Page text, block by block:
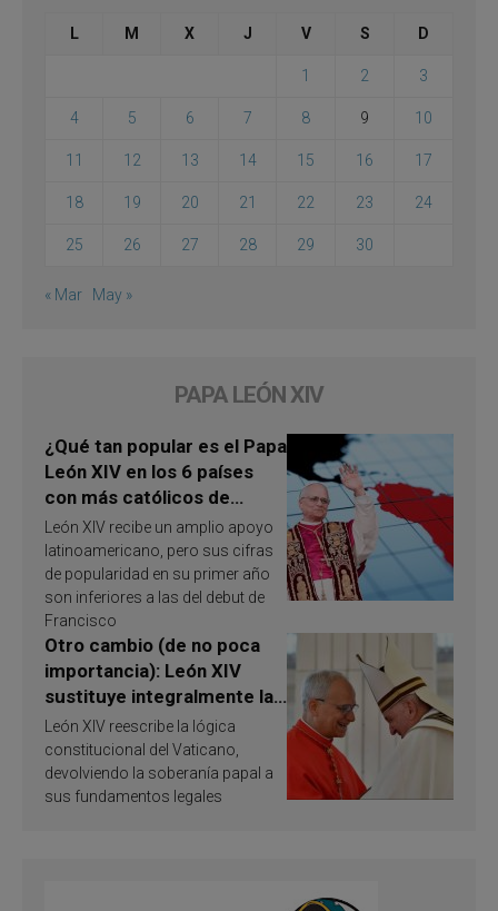
L M X J V S D
1 2 3
4 5 6 7 8 9 10
11 12 13 14 15 16 17
18 19 20 21 22 23 24
25 26 27 28 29 30
« Mar May »
PAPA LEÓN XIV
¿Qué tan popular es el Papa
León XIV en los 6 países
con más católicos de
América Latina en 2026?
Publican resultados de
investigación
León XIV recibe un amplio apoyo
latinoamericano, pero sus cifras
de popularidad en su primer año
son inferiores a las del debut de
Francisco
Otro cambio (de no poca
importancia): León XIV
sustituye integralmente la
ley vaticana de Papa
Francisco
León XIV reescribe la lógica
constitucional del Vaticano,
devolviendo la soberanía papal a
sus fundamentos legales